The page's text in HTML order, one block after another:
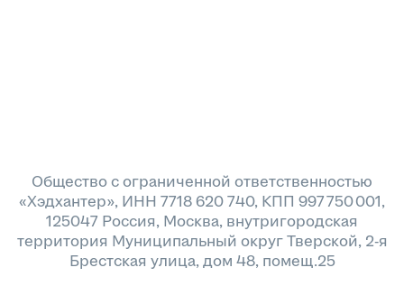
Общество с ограниченной ответственностью
«Хэдхантер», ИНН 7718 620 740, КПП 997 750 001,
125047 Россия, Москва, внутригородская
территория Муниципальный округ Тверской, 2-я
Брестская улица, дом 48, помещ.25